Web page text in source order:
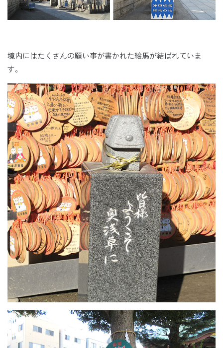
境内にはたくさんの願い事が書かれた絵馬が結ばれていま
す。